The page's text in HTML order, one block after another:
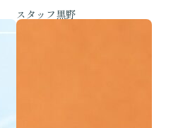
スタッフ黒野